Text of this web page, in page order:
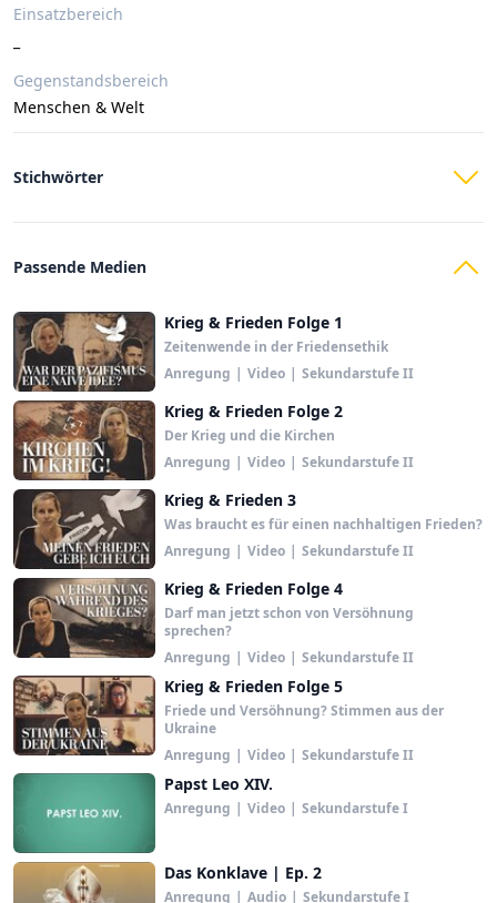
Einsatzbereich
Gegenstandsbereich
Menschen & Welt
Stichwörter
Passende Medien
Krieg & Frieden Folge 1
Zeitenwende in der Friedensethik
Anregung | Video | Sekundarstufe II
Krieg & Frieden Folge 2
Der Krieg und die Kirchen
Anregung | Video | Sekundarstufe II
Krieg & Frieden 3
Was braucht es für einen nachhaltigen Frieden?
Anregung | Video | Sekundarstufe II
Krieg & Frieden Folge 4
Darf man jetzt schon von Versöhnung
sprechen?
Anregung | Video | Sekundarstufe II
Krieg & Frieden Folge 5
Friede und Versöhnung? Stimmen aus der
Ukraine
Anregung | Video | Sekundarstufe II
Papst Leo XIV.
Anregung | Video | Sekundarstufe I
Das Konklave | Ep. 2
Anregung | Audio | Sekundarstufe I